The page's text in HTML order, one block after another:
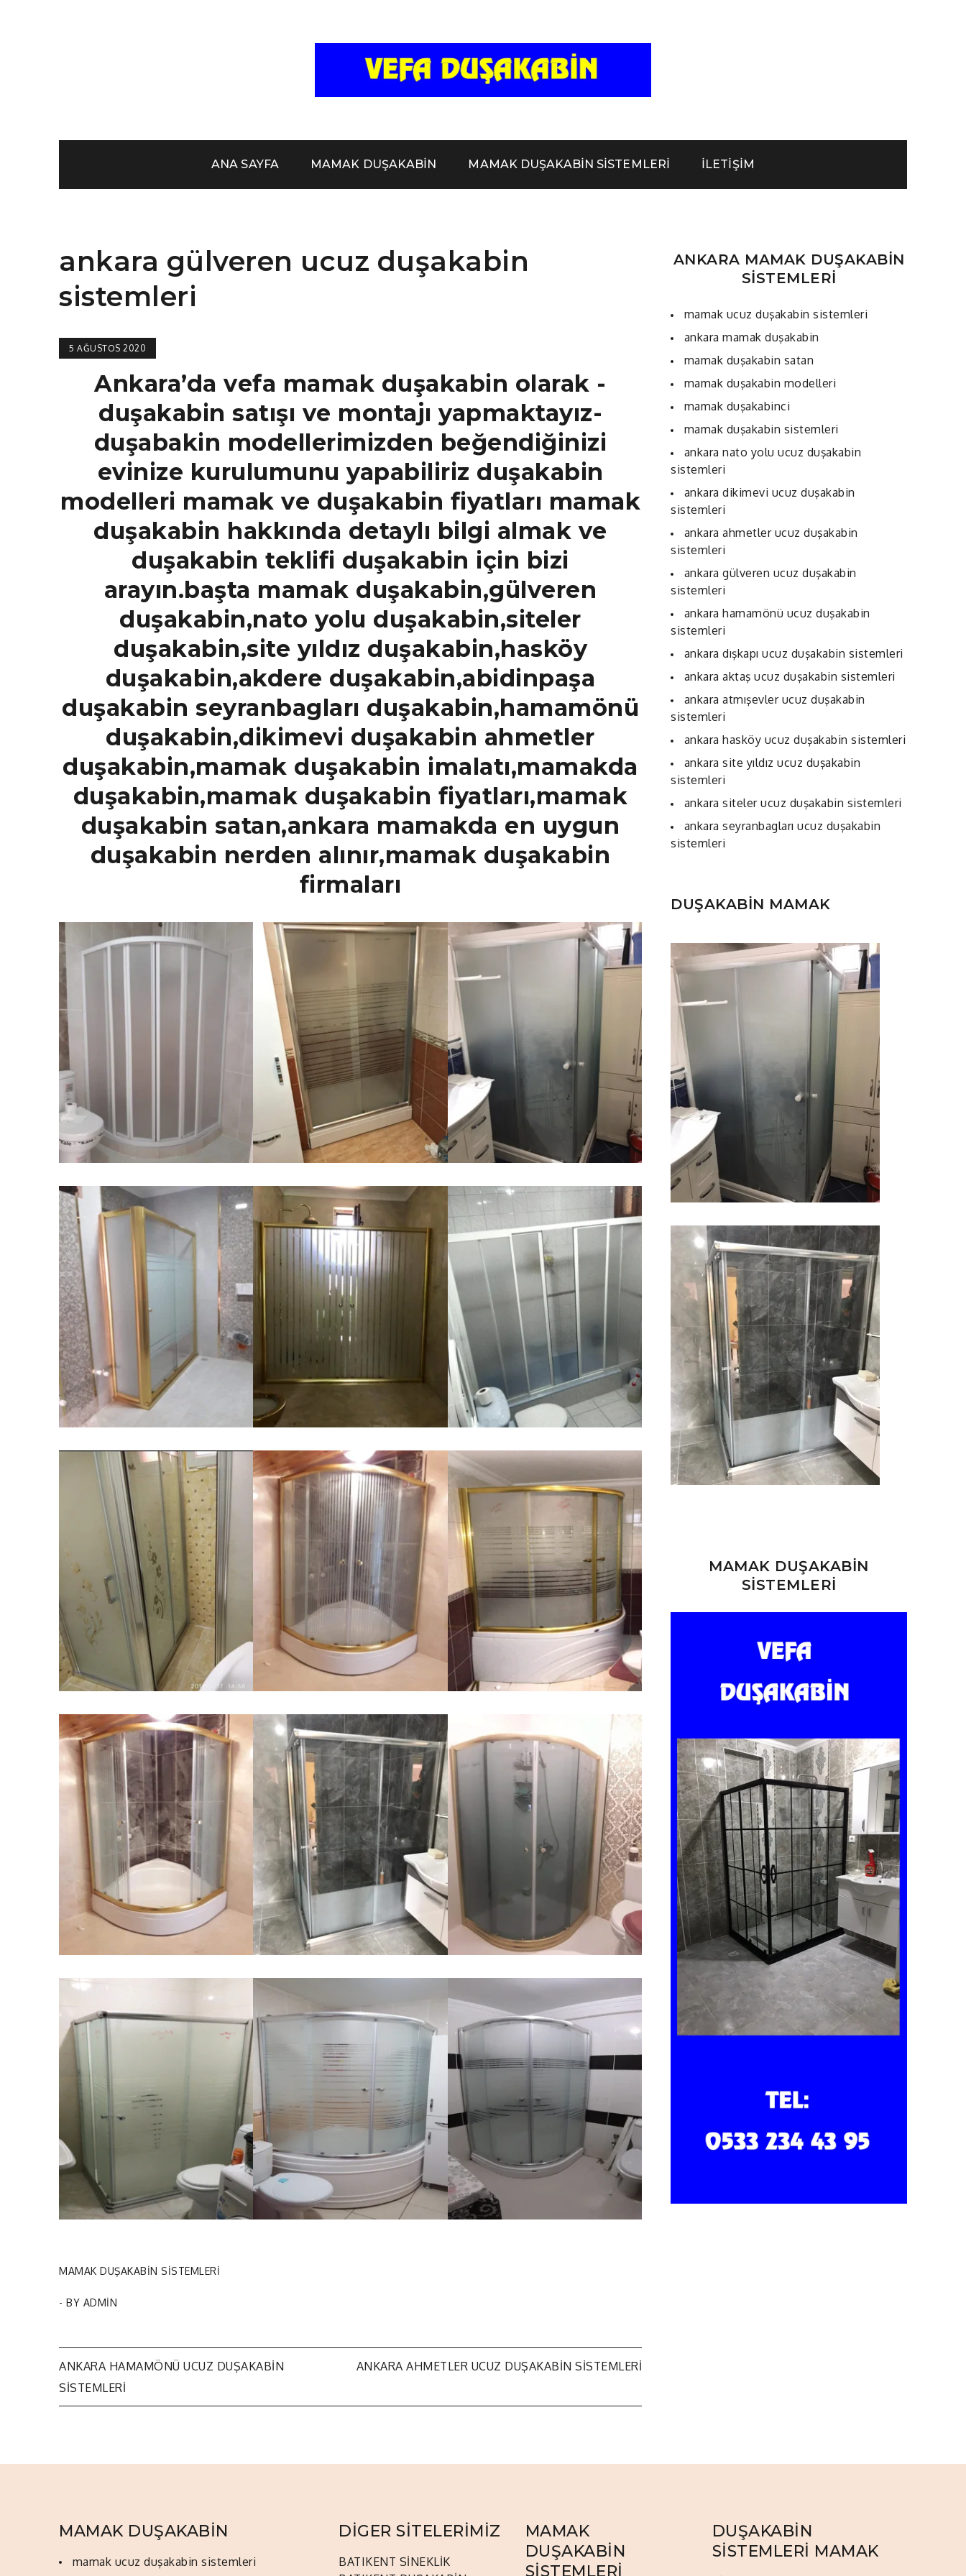
VEFA DUŞAKABİN-
MAMAK DUŞAKABİN-
DUŞAKABİN-DUŞAKABİN
TAMİRİ-DUŞAKABİN
SİSTEMLERİ
ANA SAYFA MAMAK DUŞAKABİN MAMAK DUŞAKABİN SİSTEMLERİ İLETİŞİM
ankara gülveren ucuz duşakabin
sistemleri
5 AĞUSTOS 2020
Ankara’da vefa mamak duşakabin olarak -
duşakabin satışı ve montajı yapmaktayız-
duşabakin modellerimizden beğendiğinizi
evinize kurulumunu yapabiliriz duşakabin
modelleri mamak ve duşakabin fiyatları mamak
duşakabin hakkında detaylı bilgi almak ve
duşakabin teklifi duşakabin için bizi
arayın.başta mamak duşakabin,gülveren
duşakabin,nato yolu duşakabin,siteler
duşakabin,site yıldız duşakabin,hasköy
duşakabin,akdere duşakabin,abidinpaşa
duşakabin seyranbagları duşakabin,hamamönü
duşakabin,dikimevi duşakabin ahmetler
duşakabin,mamak duşakabin imalatı,mamakda
duşakabin,mamak duşakabin fiyatları,mamak
duşakabin satan,ankara mamakda en uygun
duşakabin nerden alınır,mamak duşakabin
firmaları
MAMAK DUŞAKABİN SİSTEMLERİ
- BY ADMIN
Yazı
ANKARA HAMAMÖNÜ UCUZ DUŞAKABIN
SISTEMLERI
ANKARA AHMETLER UCUZ DUŞAKABIN SISTEMLERI
ANKARA MAMAK DUŞAKABİN
SİSTEMLERİ
mamak ucuz duşakabin sistemleri
ankara mamak duşakabin
mamak duşakabin satan
mamak duşakabin modelleri
mamak duşakabinci
mamak duşakabin sistemleri
ankara nato yolu ucuz duşakabin
sistemleri
ankara dikimevi ucuz duşakabin
sistemleri
ankara ahmetler ucuz duşakabin
sistemleri
ankara gülveren ucuz duşakabin
sistemleri
ankara hamamönü ucuz duşakabin
sistemleri
ankara dışkapı ucuz duşakabin sistemleri
ankara aktaş ucuz duşakabin sistemleri
ankara atmışevler ucuz duşakabin
sistemleri
ankara hasköy ucuz duşakabin sistemleri
ankara site yıldız ucuz duşakabin
sistemleri
ankara siteler ucuz duşakabin sistemleri
ankara seyranbagları ucuz duşakabin
sistemleri
DUŞAKABİN MAMAK
MAMAK DUŞAKABİN
SİSTEMLERİ
MAMAK DUŞAKABİN
mamak ucuz duşakabin sistemleri
DİGER SİTELERİMİZ
BATIKENT SİNEKLİK
MAMAK
DUŞAKABİN
SİSTEMLERİ
DUŞAKABİN
SİSTEMLERİ MAMAK